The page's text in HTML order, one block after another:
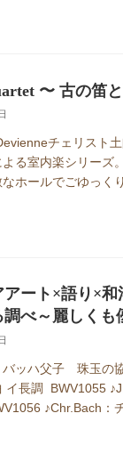
〜 古の笛
チェリスト
る室内楽シリーズ
ホールでごゆっく
アート×語り×
べ～麗しくも
バッハ父子 珠玉の
イ長調 BWV1055
♪Chr.Bach：